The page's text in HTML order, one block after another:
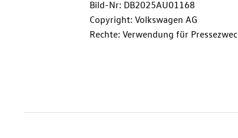
Bild-Nr: DB2025AU01168
Copyright: Volkswagen AG
Rechte: Verwendung für